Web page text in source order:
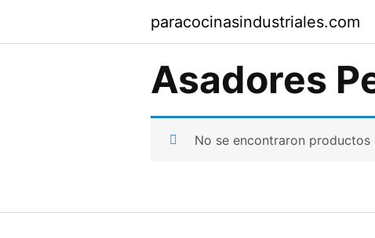
contenido
paracocinasindustriales.com
Asadores
No se encontraron